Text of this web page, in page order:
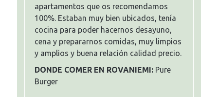
apartamentos que os recomendamos
100%. Estaban muy bien ubicados, tenía
cocina para poder hacernos desayuno,
cena y prepararnos comidas, muy limpios
y amplios y buena relación calidad precio.
DONDE COMER EN ROVANIEMI: Pure
Burger